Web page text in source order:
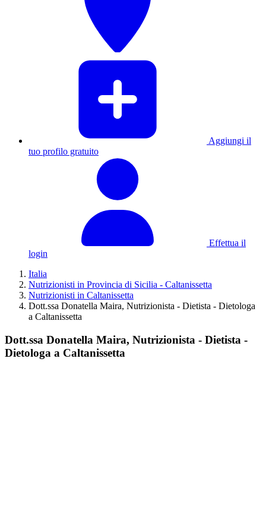
Aggiungi il
tuo profilo gratuito
Effettua il
login
Italia
Nutrizionisti in Provincia di Sicilia - Caltanissetta
Nutrizionisti in Caltanissetta
Dott.ssa Donatella Maira, Nutrizionista - Dietista - Dietologa
a Caltanissetta
Dott.ssa Donatella Maira, Nutrizionista - Dietista -
Dietologa a Caltanissetta